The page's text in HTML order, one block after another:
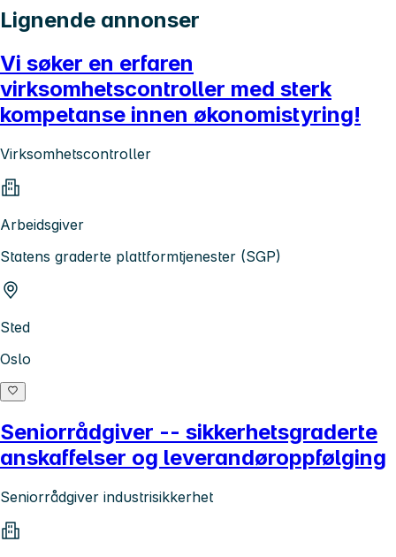
Lignende annonser
Vi søker en erfaren
virksomhetscontroller med sterk
kompetanse innen økonomistyring!
Virksomhetscontroller
Arbeidsgiver
Statens graderte plattformtjenester (SGP)
Sted
Oslo
Seniorrådgiver -- sikkerhetsgraderte
anskaffelser og leverandøroppfølging
Seniorrådgiver industrisikkerhet